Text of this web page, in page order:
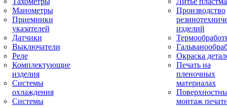
Манометры
Приемники
указателей
Датчики
Выключатели
Реле
Комплектующие
изделия
Системы
охлаждения
Системы
Производство
изделий
Окраска
Печать на
пленочных
материалах
монтаж